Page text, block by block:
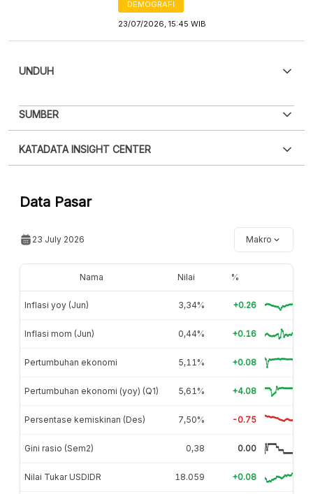
DEMOGRAFI
23/07/2026, 15:45 WIB
UNDUH
PDF PNG
XLS
SUMBER
punya akun?Silakan Daftar sekarang
KATADATA INSIGHT CENTER
Data Pasar
23 July 2026 Makro
Nama Nilai %
Inflasi yoy (Jun) 3,34% +0.26
Inflasi mom (Jun) 0,44% +0.16
Pertumbuhan ekonomi 5,11% +0.08
Pertumbuhan ekonomi (yoy) (Q1) 5,61% +4.08
Persentase kemiskinan (Des) 7,50% -0.75
Gini rasio (Sem2) 0,38 0.00
Nilai Tukar USDIDR 18.059 +0.08